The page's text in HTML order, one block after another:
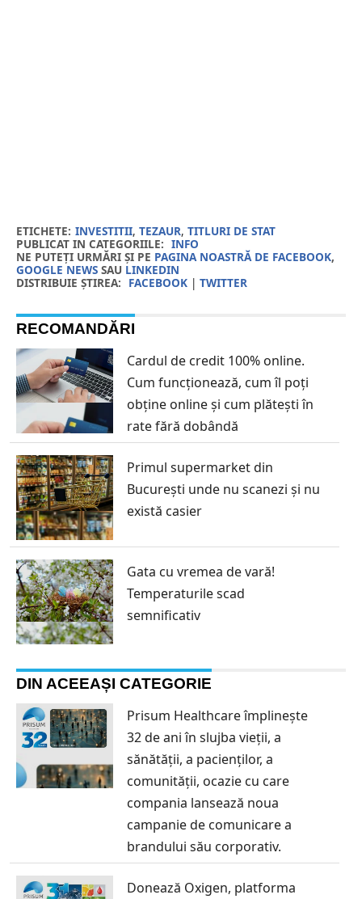
ETICHETE: INVESTITII, TEZAUR, TITLURI DE STAT
PUBLICAT IN CATEGORIILE: INFO
NE PUTEȚI URMĂRI ȘI PE PAGINA NOASTRĂ DE FACEBOOK,
GOOGLE NEWSSAU LINKEDIN
DISTRIBUIE ȘTIREA: FACEBOOK| TWITTER
RECOMANDĂRI
Cardul de credit 100% online.
Cum funcționează, cum îl poți
obține online și cum plătești în
rate fără dobândă
Primul supermarket din
București unde nu scanezi și nu
există casier
Gata cu vremea de vară!
Temperaturile scad
semnificativ
DIN ACEEAȘI CATEGORIE
Prisum Healthcare împlinește
32 de ani în slujba vieții, a
sănătății, a pacienților, a
comunității, ocazie cu care
compania lansează noua
campanie de comunicare a
brandului său corporativ.
Donează Oxigen, platforma